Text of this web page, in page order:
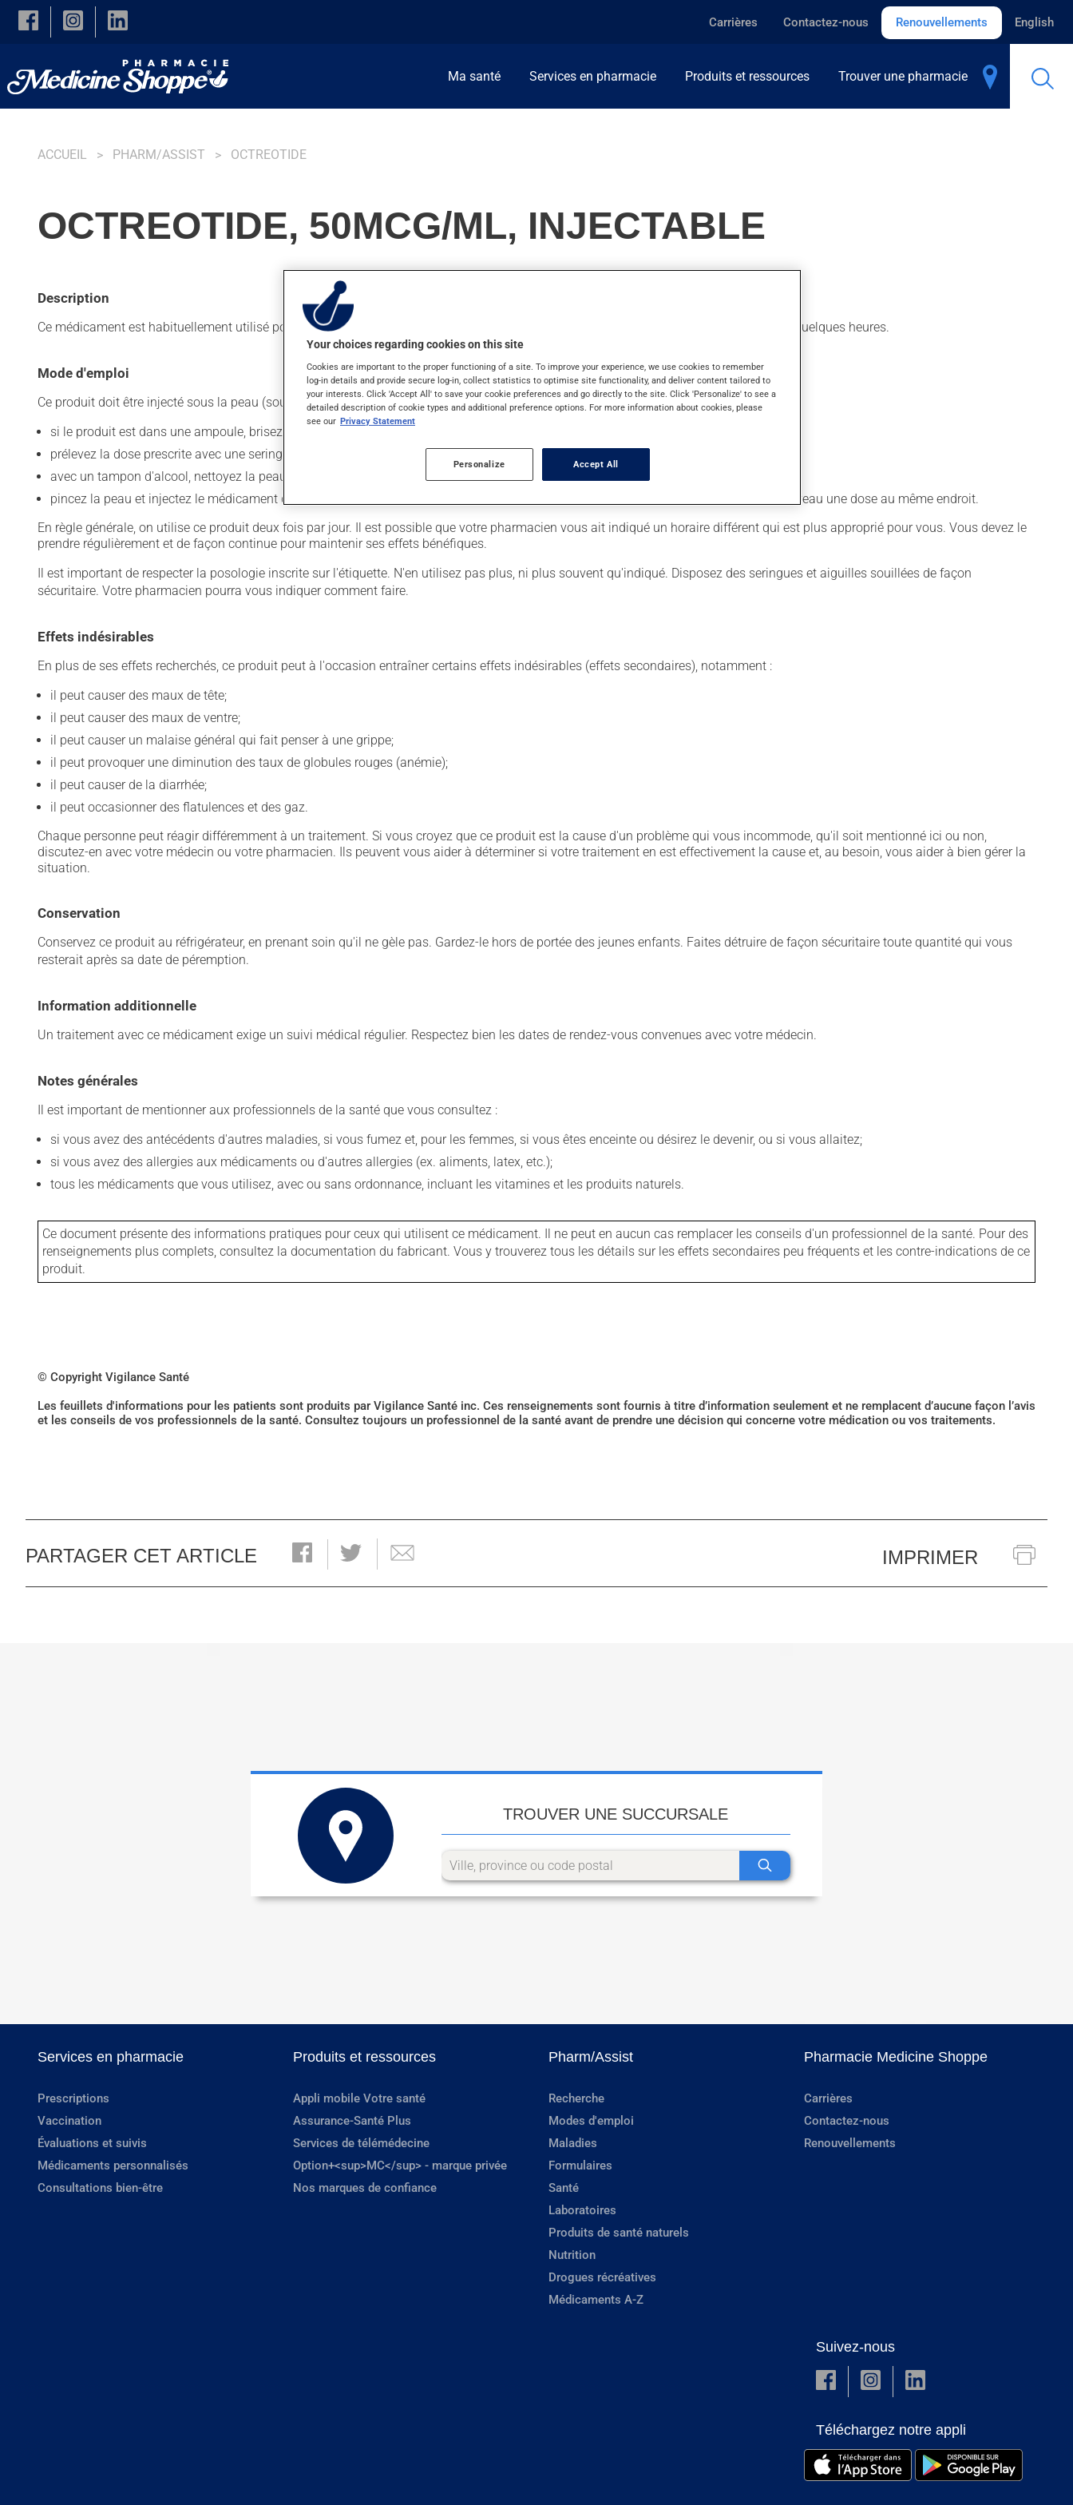
Skip to main content
Carrières Contactez-nous Renouvellements English
Ma santé Services en pharmacie Produits et ressources Trouver une pharmacie
ACCUEIL PHARM/ASSIST OCTREOTIDE
OCTREOTIDE, 50MCG/ML, INJECTABLE
Description
Ce médicament est habituellement utilisé pour l'acromégalie. On l'emploie aussi pour d'autres indications. On peut sentir son action en quelques heures.
Mode d'emploi
Ce produit doit être injecté sous la peau (sous-cutanée) :
si le produit est dans une ampoule, brisez l'embout - s'il est dans une fiole, nettoyez l'embout à l'alcool;
prélevez la dose prescrite avec une seringue;
avec un tampon d'alcool, nettoyez la peau où se fera l'injection;
pincez la peau et injectez le médicament dans le repli ainsi formé. S'il y a lieu, attendez au moins une semaine avant d'injecter de nouveau une dose au même endroit.
En règle générale, on utilise ce produit deux fois par jour. Il est possible que votre pharmacien vous ait indiqué un horaire différent qui est plus approprié pour vous. Vous devez le
prendre régulièrement et de façon continue pour maintenir ses effets bénéfiques.
Il est important de respecter la posologie inscrite sur l'étiquette. N'en utilisez pas plus, ni plus souvent qu'indiqué. Disposez des seringues et aiguilles souillées de façon
sécuritaire. Votre pharmacien pourra vous indiquer comment faire.
Effets indésirables
En plus de ses effets recherchés, ce produit peut à l'occasion entraîner certains effets indésirables (effets secondaires), notamment :
il peut causer des maux de tête;
il peut causer des maux de ventre;
il peut causer un malaise général qui fait penser à une grippe;
il peut provoquer une diminution des taux de globules rouges (anémie);
il peut causer de la diarrhée;
il peut occasionner des flatulences et des gaz.
Chaque personne peut réagir différemment à un traitement. Si vous croyez que ce produit est la cause d'un problème qui vous incommode, qu'il soit mentionné ici ou non,
discutez-en avec votre médecin ou votre pharmacien. Ils peuvent vous aider à déterminer si votre traitement en est effectivement la cause et, au besoin, vous aider à bien gérer la
situation.
Conservation
Conservez ce produit au réfrigérateur, en prenant soin qu'il ne gèle pas. Gardez-le hors de portée des jeunes enfants. Faites détruire de façon sécuritaire toute quantité qui vous
resterait après sa date de péremption.
Information additionnelle
Un traitement avec ce médicament exige un suivi médical régulier. Respectez bien les dates de rendez-vous convenues avec votre médecin.
Notes générales
Il est important de mentionner aux professionnels de la santé que vous consultez :
si vous avez des antécédents d'autres maladies, si vous fumez et, pour les femmes, si vous êtes enceinte ou désirez le devenir, ou si vous allaitez;
si vous avez des allergies aux médicaments ou d'autres allergies (ex. aliments, latex, etc.);
tous les médicaments que vous utilisez, avec ou sans ordonnance, incluant les vitamines et les produits naturels.
Ce document présente des informations pratiques pour ceux qui utilisent ce médicament. Il ne peut en aucun cas remplacer les conseils d'un professionnel de la santé. Pour des
renseignements plus complets, consultez la documentation du fabricant. Vous y trouverez tous les détails sur les effets secondaires peu fréquents et les contre-indications de ce
produit.
© Copyright Vigilance Santé
Les feuillets d'informations pour les patients sont produits par Vigilance Santé inc. Ces renseignements sont fournis à titre d’information seulement et ne remplacent d’aucune façon l’avis
et les conseils de vos professionnels de la santé. Consultez toujours un professionnel de la santé avant de prendre une décision qui concerne votre médication ou vos traitements.
PARTAGER CET ARTICLE IMPRIMER
TROUVER UNE SUCCURSALE
Services en pharmacie
Prescriptions
Vaccination
Évaluations et suivis
Médicaments personnalisés
Consultations bien-être
Produits et ressources
Appli mobile Votre santé
Assurance-Santé Plus
Services de télémédecine
Option+<sup>MC</sup> - marque privée
Nos marques de confiance
Pharm/Assist
Recherche
Modes d'emploi
Maladies
Formulaires
Santé
Laboratoires
Produits de santé naturels
Nutrition
Drogues récréatives
Médicaments A-Z
Pharmacie Medicine Shoppe
Carrières
Contactez-nous
Renouvellements
Suivez-nous
Téléchargez notre appli
Your choices regarding cookies on this site
Cookies are important to the proper functioning of a site. To improve your experience, we use cookies to remember
log-in details and provide secure log-in, collect statistics to optimise site functionality, and deliver content tailored to
your interests. Click 'Accept All' to save your cookie preferences and go directly to the site. Click 'Personalize' to see a
detailed description of cookie types and additional preference options. For more information about cookies, please
see our Privacy Statement
Personalize Accept All